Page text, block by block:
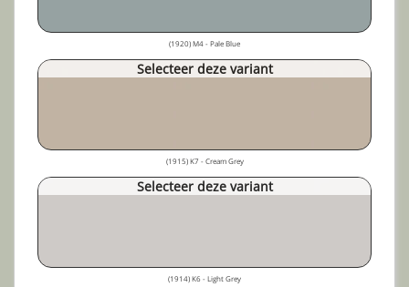
(1920) M4 - Pale Blue
Selecteer deze variant
(1915) K7 - Cream Grey
Selecteer deze variant
(1914) K6 - Light Grey